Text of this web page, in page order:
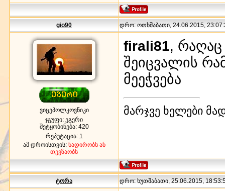
gio90 დრო: ოთხშაბათი, 24.06.2015,
ვიცეპოლკოვნიკი
ჯგუფი: ეგერი
შეტყობინება: 420
რეპუტაცია: 1
ამ დროისთვის: ნადირობს ან
თევზაობს
firali81, რაღაც
შეიცვალის
მეეჭვება
მარჯვე ხელები
ტორა დრო: ხუთშაბათი, 25.06.2015,